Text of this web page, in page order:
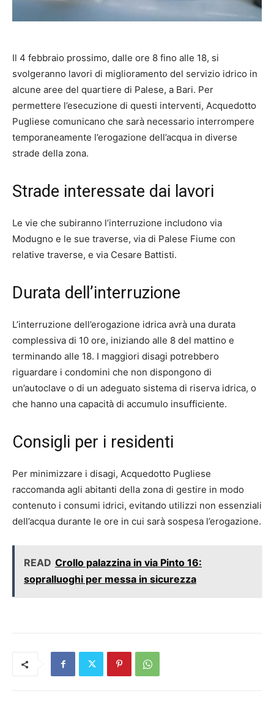
Il 4 febbraio prossimo, dalle ore 8 fino alle 18, si
svolgeranno lavori di miglioramento del servizio idrico in
alcune aree del quartiere di Palese, a Bari. Per
permettere l’esecuzione di questi interventi, Acquedotto
Pugliese comunicano che sarà necessario interrompere
temporaneamente l’erogazione dell’acqua in diverse
strade della zona.
Strade interessate dai lavori
Le vie che subiranno l’interruzione includono via
Modugno e le sue traverse, via di Palese Fiume con
relative traverse, e via Cesare Battisti.
Durata dell’interruzione
L’interruzione dell’erogazione idrica avrà una durata
complessiva di 10 ore, iniziando alle 8 del mattino e
terminando alle 18. I maggiori disagi potrebbero
riguardare i condomini che non dispongono di
un’autoclave o di un adeguato sistema di riserva idrica, o
che hanno una capacità di accumulo insufficiente.
Consigli per i residenti
Per minimizzare i disagi, Acquedotto Pugliese
raccomanda agli abitanti della zona di gestire in modo
contenuto i consumi idrici, evitando utilizzi non essenziali
dell’acqua durante le ore in cui sarà sospesa l’erogazione.
READ Crollo palazzina in via Pinto 16:
sopralluoghi per messa in sicurezza